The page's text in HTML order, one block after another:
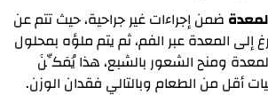
ضمن إجراءات غير جراحية، حيث تتم عن
إلى المعدة عبر الفم، ثم يتم ملؤه بمحلول
ومنح الشعور بالشبع، هذا يُمَكِّنَ
أقل من الطعام وبالتالي فقدان الوزن.